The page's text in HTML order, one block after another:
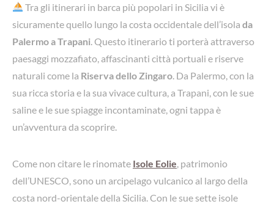
Tra gli itinerari in barca più popolari in Sicilia vi è
sicuramente quello lungo la costa occidentale dell’isola da
Palermo a Trapani . Questo itinerario ti porterà attraverso
paesaggi mozzafiato, affascinanti città portuali e riserve
naturali come la Riserva dello Zingaro . Da Palermo, con la
sua ricca storia e la sua vivace cultura, a Trapani, con le sue
saline e le sue spiagge incontaminate, ogni tappa è
un’avventura da scoprire.
Come non citare le rinomate Isole Eolie , patrimonio
dell’UNESCO, sono un arcipelago vulcanico al largo della
costa nord-orientale della Sicilia. Con le sue sette isole